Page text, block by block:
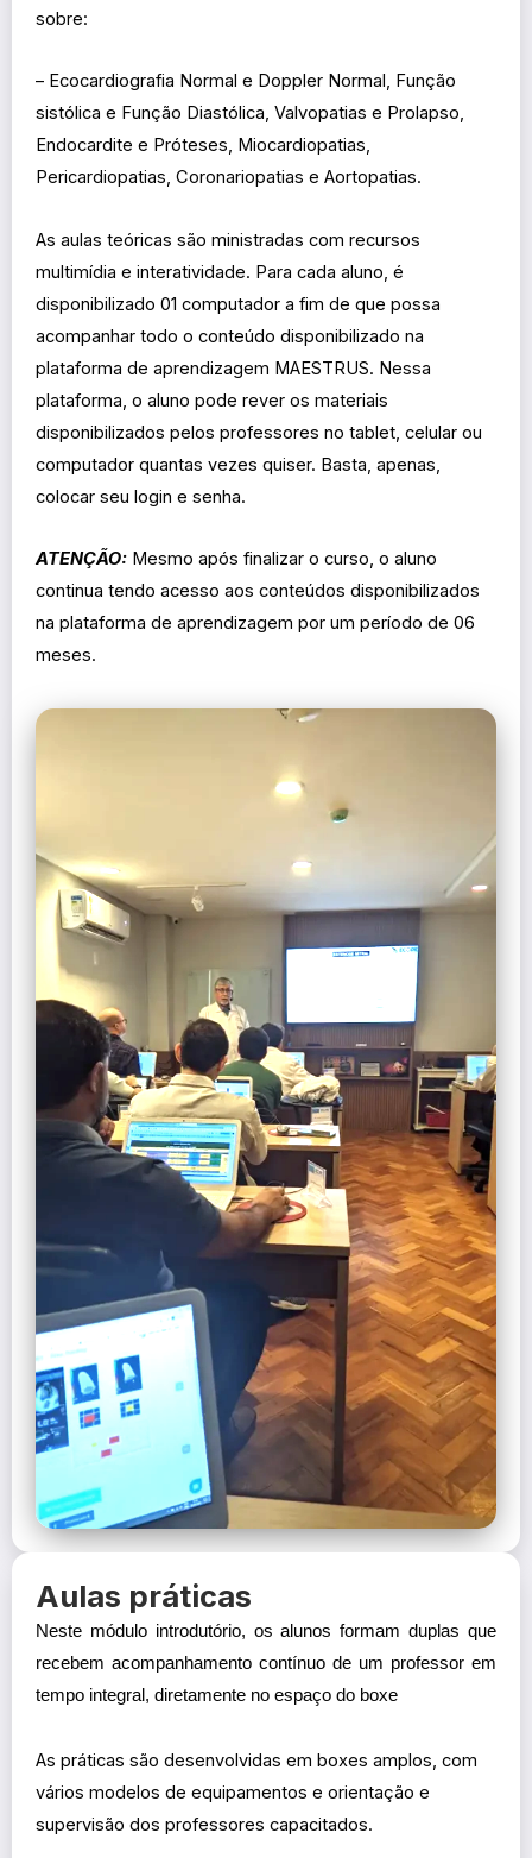
sobre:
– Ecocardiografia Normal e Doppler Normal, Função
sistólica e Função Diastólica, Valvopatias e Prolapso,
Endocardite e Próteses, Miocardiopatias,
Pericardiopatias, Coronariopatias e Aortopatias.
As aulas teóricas são ministradas com recursos
multimídia e interatividade. Para cada aluno, é
disponibilizado 01 computador a fim de que possa
acompanhar todo o conteúdo disponibilizado na
plataforma de aprendizagem MAESTRUS. Nessa
plataforma, o aluno pode rever os materiais
disponibilizados pelos professores no tablet, celular ou
computador quantas vezes quiser. Basta, apenas,
colocar seu login e senha.
ATENÇÃO: Mesmo após finalizar o curso, o aluno
continua tendo acesso aos conteúdos disponibilizados
na plataforma de aprendizagem por um período de 06
meses.
Aulas práticas
Neste módulo introdutório, os alunos formam duplas que
recebem acompanhamento contínuo de um professor em
tempo integral, diretamente no espaço do boxe
As práticas são desenvolvidas em boxes amplos, com
vários modelos de equipamentos e orientação e
supervisão dos professores capacitados.